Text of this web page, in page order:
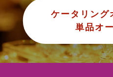
ケータリング
単品オ